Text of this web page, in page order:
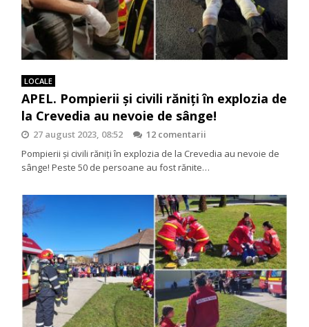
LOCALE
APEL. Pompierii şi civili răniţi în explozia de
la Crevedia au nevoie de sânge!
27 august 2023, 08:52
12 comentarii
Pompierii şi civili răniţi în explozia de la Crevedia au nevoie de
sânge! Peste 50 de persoane au fost rănite…